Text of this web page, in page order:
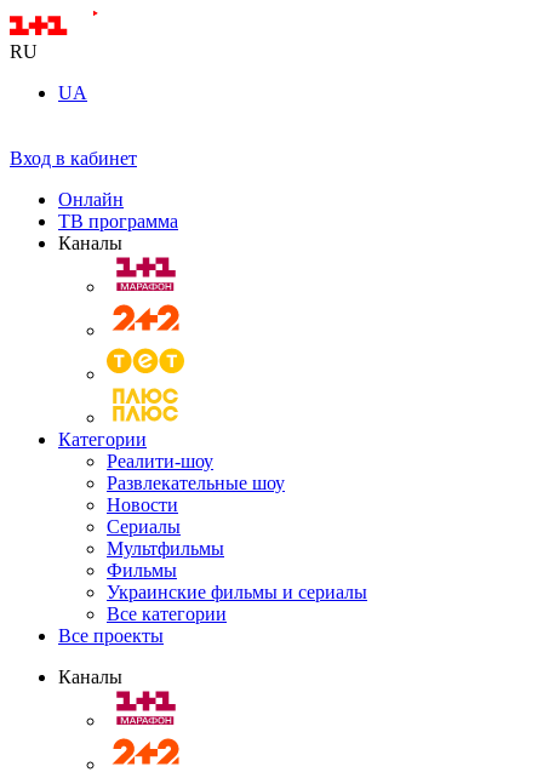
RU
UA
Вход в кабинет
Онлайн
ТВ программа
Каналы
Категории
Реалити-шоу
Развлекательные шоу
Новости
Сериалы
Мультфильмы
Фильмы
Украинские фильмы и сериалы
Все категории
Все проекты
Каналы